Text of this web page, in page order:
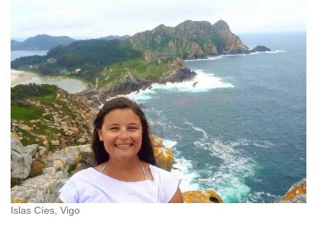
Islas Cíes, Vigo